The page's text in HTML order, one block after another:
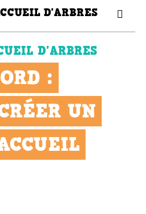
D'ARBRES
D'ARBRES
:
UN